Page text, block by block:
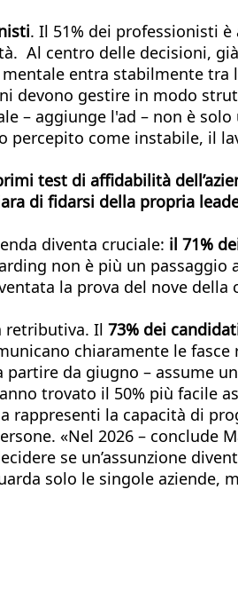
. Il 51% dei professionisti
Al centro delle decisioni,
entra stabilmente
devono gestire in modo
– aggiunge l'ad – non è
percepito come instabile, il
test di affidabilità
di fidarsi della propria
diventa cruciale: il 71%
non è più un
la prova del nove
retributiva. Il 73% dei
chiaramente le
da giugno – assume
trovato il 50% più facile
rappresenti la capacità di
«Nel 2026 – conclude
se un’assunzione
solo le singole